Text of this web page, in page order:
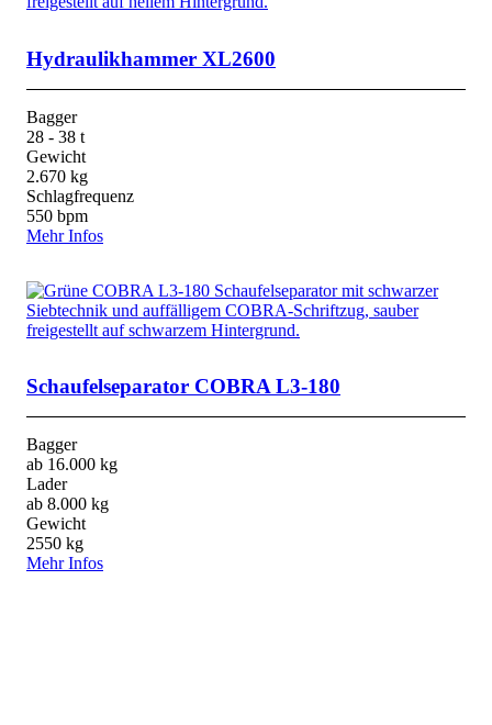
Hydraulikhammer XL2600
Bagger
28 - 38 t
Gewicht
2.670 kg
Schlagfrequenz
550 bpm
Mehr Infos
Schaufelseparator COBRA L3-180
Bagger
ab 16.000 kg
Lader
ab 8.000 kg
Gewicht
2550 kg
Mehr Infos